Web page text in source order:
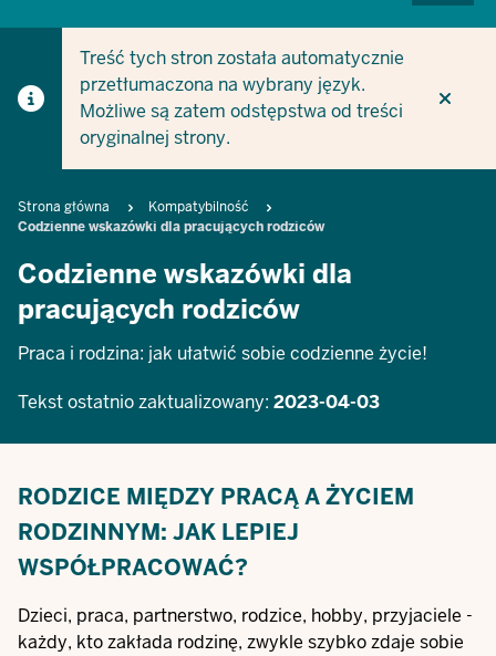
Treść tych stron została automatycznie
przetłumaczona na wybrany język.
Możliwe są zatem odstępstwa od treści
oryginalnej strony.
Breadcrumb
Strona główna
Kompatybilność
Codzienne wskazówki dla pracujących rodziców
Codzienne wskazówki dla
pracujących rodziców
Praca i rodzina: jak ułatwić sobie codzienne życie!
Tekst ostatnio zaktualizowany: 2023-04-03
RODZICE MIĘDZY PRACĄ A ŻYCIEM
RODZINNYM: JAK LEPIEJ
WSPÓŁPRACOWAĆ?
Dzieci, praca, partnerstwo, rodzice, hobby, przyjaciele -
każdy, kto zakłada rodzinę, zwykle szybko zdaje sobie